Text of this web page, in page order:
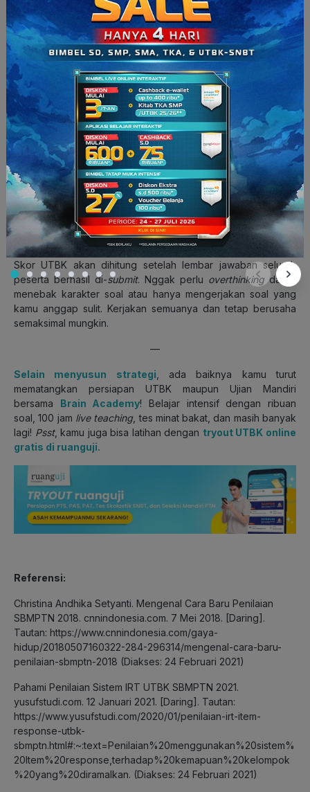
‘bertempur’ di UTBK, nih!
1. Jangan ragu untuk menjawab soal
Ingat, sistem IRT tidak memberikan poin minus pada soal yang
kamu jawab salah. Jadi, pede aja, ya. Usahakan lembar
jawabanmu terisi semua.
2. Metode eliminasi
Nggak usah panik kalau lupa rumus atau teori. Kamu bisa
menggunakan metode eliminasi untuk memilih opsi jawaban.
Semakin sedikit opsi jawaban yang tersisa, semakin besar
peluangmu untuk menjawab benar.
3. Jangan pikirkan skor
Skor UTBK akan dihitung setelah lembar jawaban seluruh
peserta berhasil di-submit. Nggak perlu overthinking dalam
menebak karakter soal atau hanya mengerjakan soal yang
kamu anggap sulit. Kerjakan semuanya dan tetap berusaha
semaksimal mungkin.
—
Selain menyusun strategi , ada baiknya kamu turut
mematangkan persiapan UTBK maupun Ujian Mandiri
bersama Brain Academy! Belajar intensif dengan ribuan
soal, 100 jam live teaching , tes minat bakat, dan masih banyak
lagi! Psst, kamu juga bisa latihan dengan tryout UTBK online
gratis di ruanguji.
Referensi:
Christina Andhika Setyanti. Mengenal Cara Baru Penilaian
SBMPTN 2018. cnnindonesia.com. 7 Mei 2018. [Daring].
Tautan: https://www.cnnindonesia.com/gaya-
hidup/20180507160322-284-296314/mengenal-cara-baru-
penilaian-sbmptn-2018 (Diakses: 24 Februari 2021)
Pahami Penilaian Sistem IRT UTBK SBMPTN 2021.
yusufstudi.com. 12 Januari 2021. [Daring]. Tautan:
https://www.yusufstudi.com/2020/01/penilaian-irt-item-
response-utbk-
sbmptn.html#:~:text=Penilaian%20menggunakan%20sistem%
20Item%20response,terhadap%20kemapuan%20kelompok
%20yang%20diramalkan. (Diakses: 24 Februari 2021)